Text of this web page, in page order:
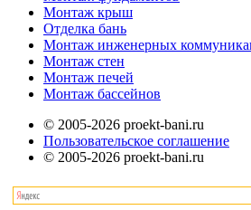
Монтаж крыш
Отделка бань
Монтаж инженерных
Монтаж стен
Монтаж печей
Монтаж бассейнов
© 2005-2026 proekt-bani.ru
Пользовательское соглашение
© 2005-2026 proekt-bani.ru